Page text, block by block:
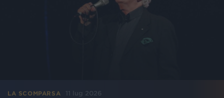
LA SCOMPARSA 11 lug 2026